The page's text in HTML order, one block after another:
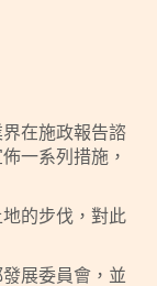
在施政報告諮
一系列措施，
的步伐，對此
展委員會，並